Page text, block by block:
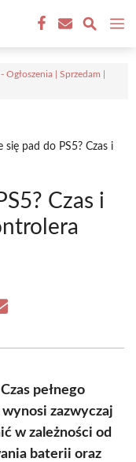
Ogłoszenia | Sprzedam |
się pad do PS5? Czas i
Czas i
pełnego
zazwyczaj
w zależności od
baterii oraz